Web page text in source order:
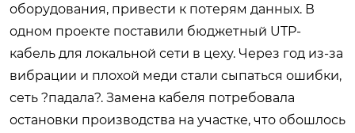
оборудования, привести к потерям данных. В
одном проекте поставили бюджетный UTP-
кабель для локальной сети в цеху. Через год из-за
вибрации и плохой меди стали сыпаться ошибки,
сеть ?падала?. Замена кабеля потребовала
остановки производства на участке, что обошлось